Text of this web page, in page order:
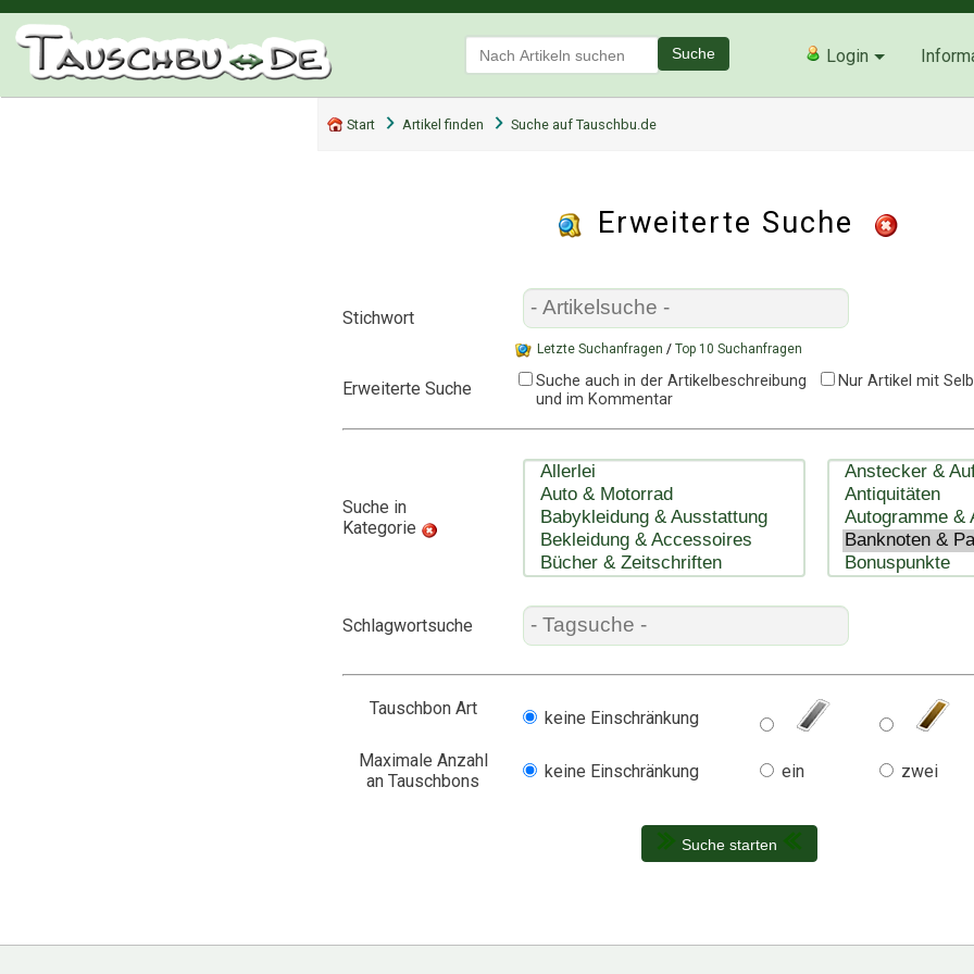
Suche Login
Start Artikel finden Suche auf Tauschbu.de
Erweiterte Suche
Stichwort
Letzte Suchanfragen / Top 10 Suchanfragen
Erweiterte Suche
Suche auch in der Artikelbeschreibung
und im Kommentar
Nur Artikel mit
Suche in
Kategorie
Schlagwortsuche
Tauschbon Art keine Einschränkung
Maximale Anzahl
an Tauschbons
keine Einschränkung ein zwei
Suche starten